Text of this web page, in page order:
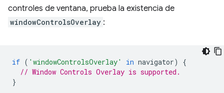
controles de ventana, prueba la existencia de
windowControlsOverlay :
if ( 'windowControlsOverlay' in navigator)
{
// Window Controls Overlay is supported.
}